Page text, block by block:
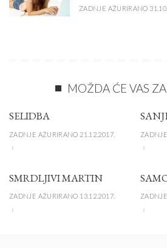
ZADNJE AŽURIRANO
MOŽDA ĆE VAS
SELIDBA
ZADNJE AŽURIRANO 21.12.2017.
SMRDLJIVI MARTIN
ZADNJE AŽURIRANO 13.12.2017.